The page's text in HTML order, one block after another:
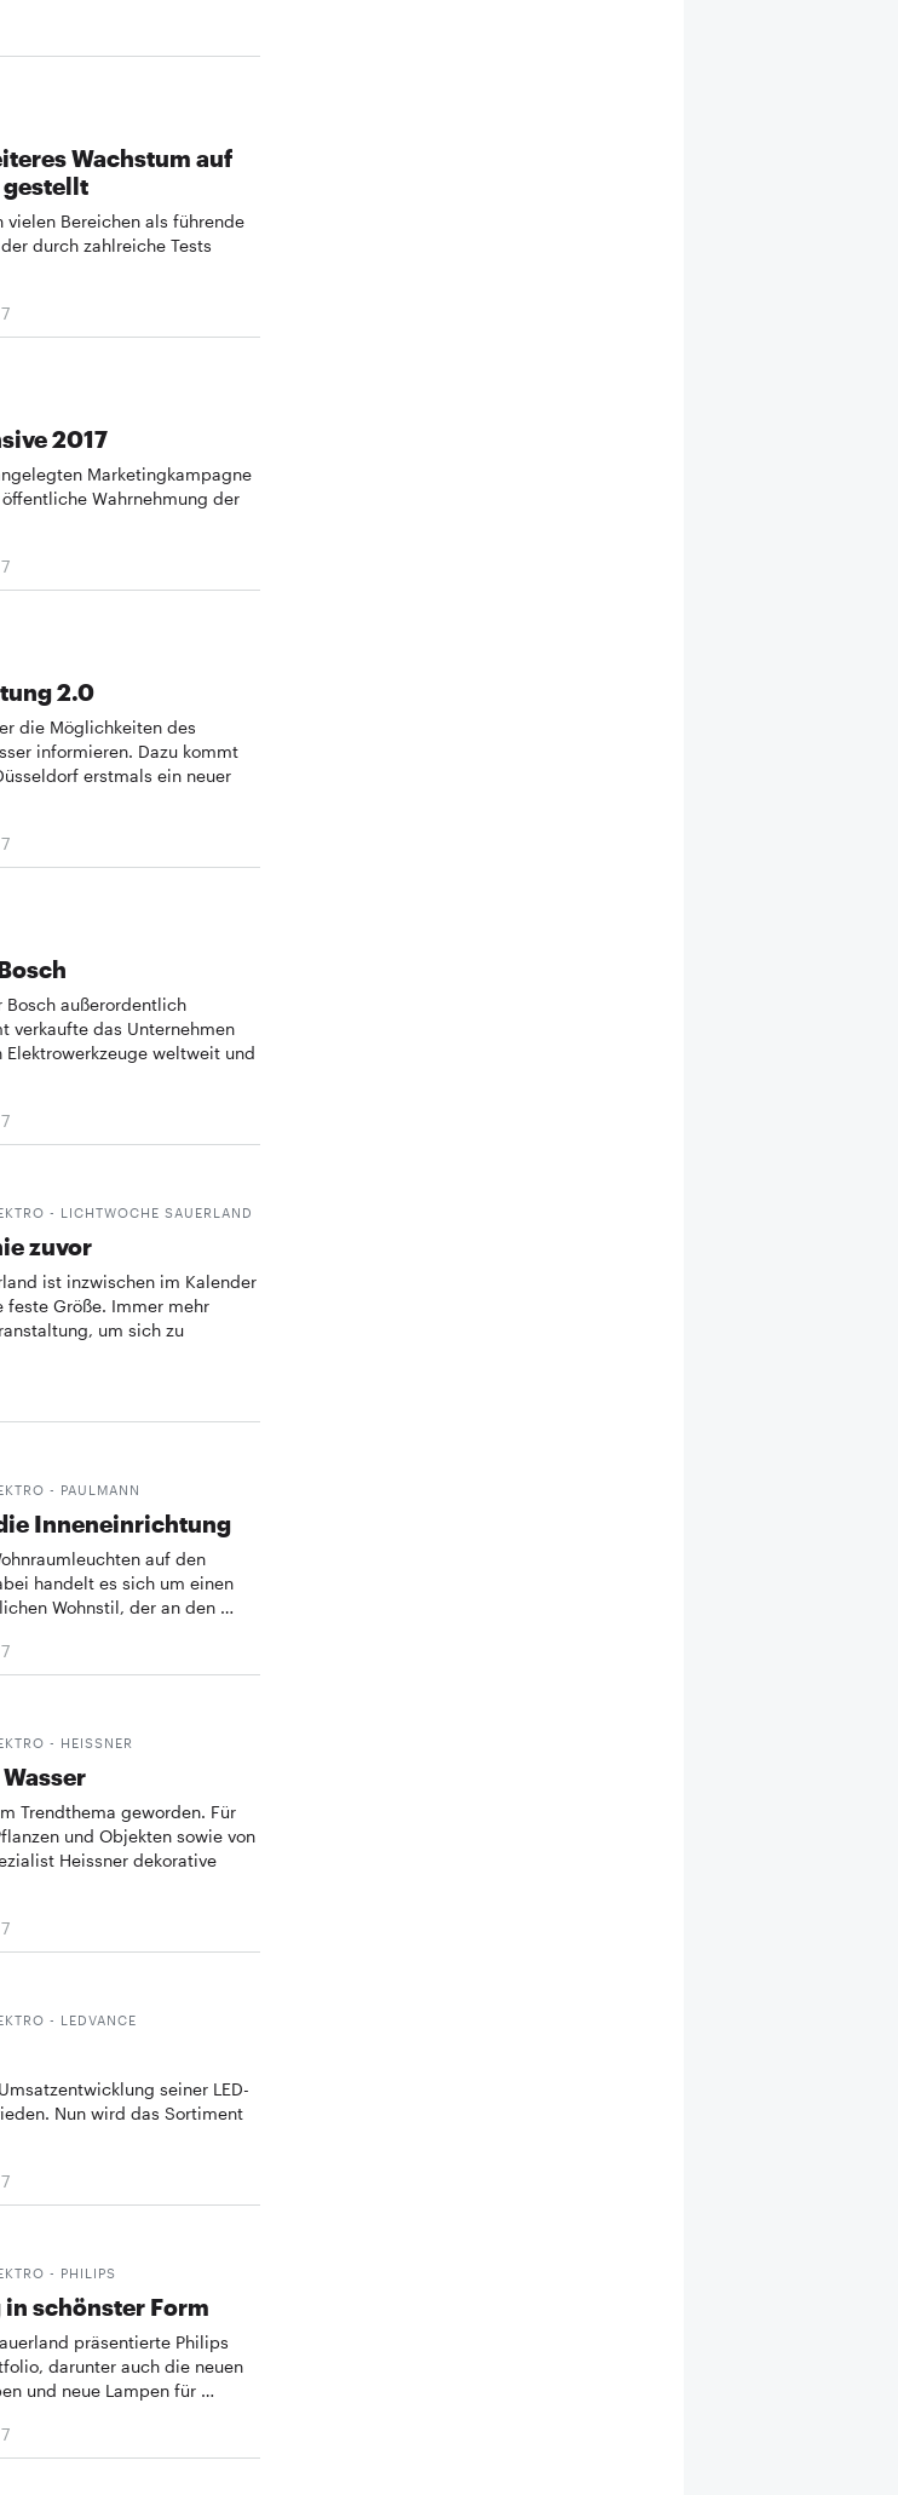
Wachstum auf
gestellt
vielen Bereichen als führende
durch zahlreiche Tests
2017
Marketingkampagne
Wahrnehmung der
2.0
die Möglichkeiten des
informieren. Dazu kommt
erstmals ein neuer
Bosch außerordentlich
verkaufte das Unternehmen
weltweit und
- LICHTWOCHE SAUERLAND
zuvor
ist inzwischen im Kalender
feste Größe. Immer mehr
um sich zu
- PAULMANN
Inneneinrichtung
auf den
handelt es sich um einen
Wohnstil, der an den …
- HEISSNER
Trendthema geworden. Für
und Objekten sowie von
Heissner dekorative
- LEDVANCE
seiner LED-
­Nun wird das Sortiment
- PHILIPS
schönster Form
präsentierte Philips
darunter auch die neuen
und neue Lampen für …